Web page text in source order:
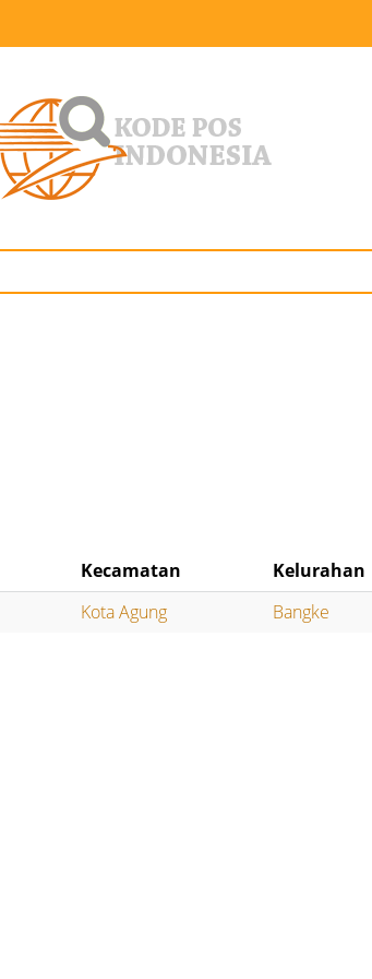
Kecamatan
Kelurahan
Kota Agung Bangke